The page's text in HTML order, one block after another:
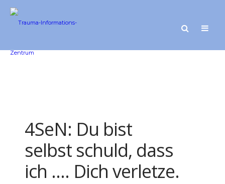
4SeN: Du bist
selbst schuld, dass
ich …. Dich verletze.